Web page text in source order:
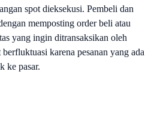
spot dieksekusi. Pembeli dan
memposting order beli atau
yang ingin ditransaksikan oleh
karena pesanan yang ada
ke pasar.